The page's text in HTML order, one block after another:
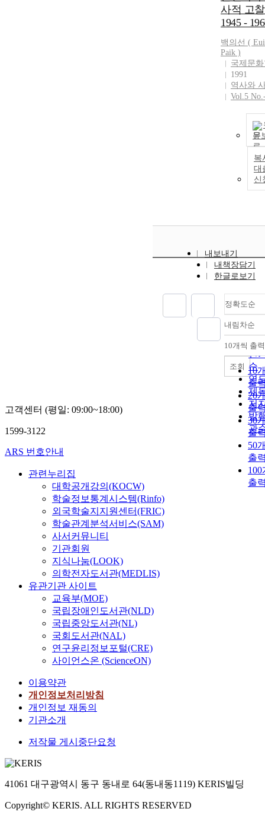
사적 고
1945 -
백의선 (
Paik )
국제문
1991
역사와
Vol.5
문
복
대
신
내보내기
내책장담기
한글로보기
정확도순
정
순
인
순
연
제
저
발
관
내림차순
내
10개씩 출력
10
출
20
출
30
출
50
출
출
조회
고객센터 (평일: 09:00~18:00)
1599-3122
ARS 번호안내
관련누리집
대학공개강의(KOCW)
학술정보통계시스템(Rinfo)
외국학술지지원센터(FRIC)
학술관계분석서비스(SAM)
사서커뮤니티
기관회원
지식나눔(LOOK)
의학전자도서관(MEDLIS)
유관기관 사이트
교육부(MOE)
국립장애인도서관(NLD)
국립중앙도서관(NL)
국회도서관(NAL)
연구윤리정보포털(CRE)
사이언스온 (ScienceON)
이용약관
개인정보처리방침
개인정보 재동의
기관소개
저작물 게시중단요청
41061 대구광역시 동구 동내로 64(동내동1119) KERIS빌딩
Copyright© KERIS. ALL RIGHTS RESERVED